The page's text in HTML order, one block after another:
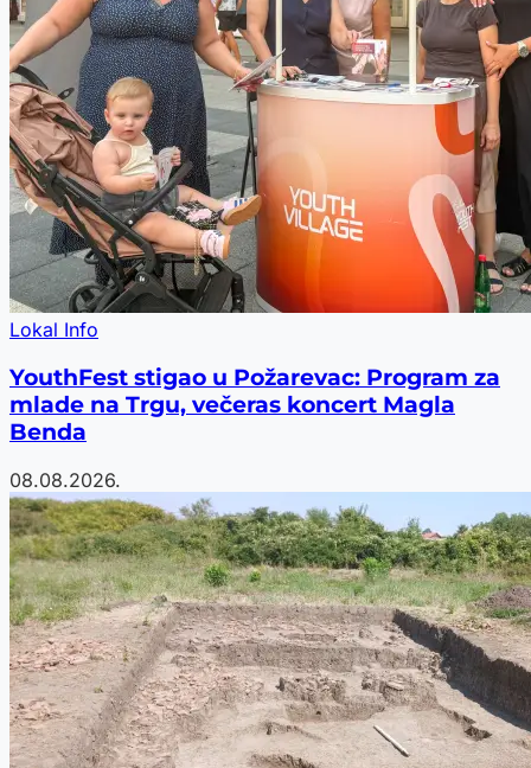
Lokal Info
YouthFest stigao u Požarevac: Program za
mlade na Trgu, večeras koncert Magla
Benda
08.08.2026.